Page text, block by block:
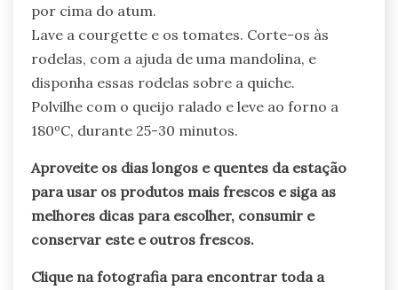
por cima do atum.
Lave a courgette e os tomates. Corte-os às
rodelas, com a ajuda de uma mandolina, e
disponha essas rodelas sobre a quiche.
Polvilhe com o queijo ralado e leve ao forno a
180ºC, durante 25-30 minutos.
Aproveite os dias longos e quentes da estação
para usar os produtos mais frescos e siga as
melhores dicas para escolher, consumir e
conservar este e outros frescos.
Clique na fotografia para encontrar toda a